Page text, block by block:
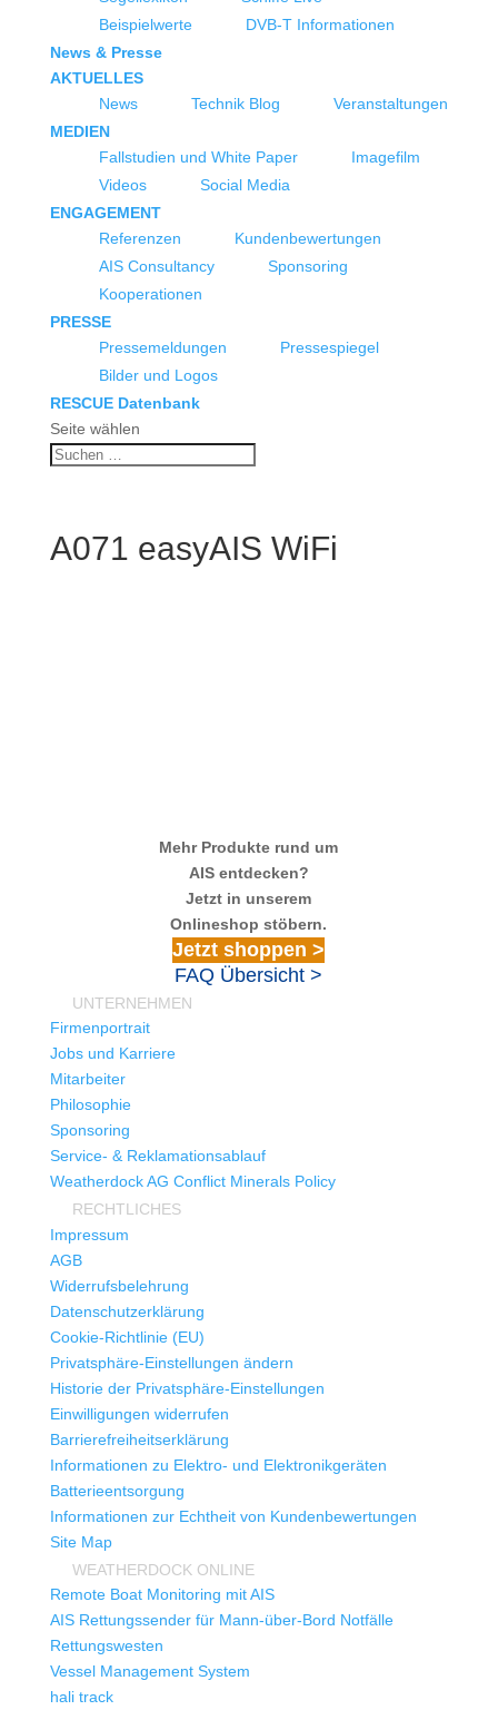
Beispielwerte
DVB-T Informationen
News & Presse
AKTUELLES
News
Technik Blog
Veranstaltungen
MEDIEN
Fallstudien und White Paper
Imagefilm
Videos
Social Media
ENGAGEMENT
Referenzen
Kundenbewertungen
AIS Consultancy
Sponsoring
Kooperationen
PRESSE
Pressemeldungen
Pressespiegel
Bilder und Logos
RESCUE Datenbank
Seite wählen
A071 easyAIS WiFi
Mehr Produkte rund um
AIS entdecken?
Jetzt in unserem
Onlineshop stöbern.
Jetzt shoppen >
FAQ Übersicht >
UNTERNEHMEN
Firmenportrait
Jobs und Karriere
Mitarbeiter
Philosophie
Sponsoring
Service- & Reklamationsablauf
Weatherdock AG Conflict Minerals Policy
RECHTLICHES
Impressum
AGB
Widerrufsbelehrung
Datenschutzerklärung
Cookie-Richtlinie (EU)
Privatsphäre-Einstellungen ändern
Historie der Privatsphäre-Einstellungen
Einwilligungen widerrufen
Barrierefreiheitserklärung
Informationen zu Elektro- und Elektronikgeräten
Batterieentsorgung
Informationen zur Echtheit von Kundenbewertungen
Site Map
WEATHERDOCK ONLINE
Remote Boat Monitoring mit AIS
AIS Rettungssender für Mann-über-Bord Notfälle
Rettungswesten
Vessel Management System
hali track